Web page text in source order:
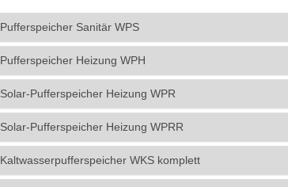
Pufferspeicher Sanitär WPS
Pufferspeicher Heizung WPH
Solar-Pufferspeicher Heizung WPR
Solar-Pufferspeicher Heizung WPRR
Kaltwasserpufferspeicher WKS komplett